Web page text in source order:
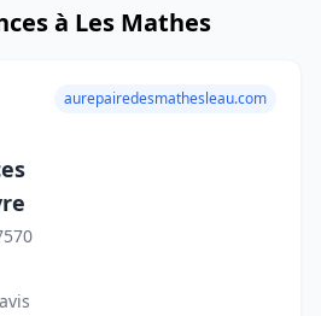
à Les Mathes
aurepairedesmathesleau.com